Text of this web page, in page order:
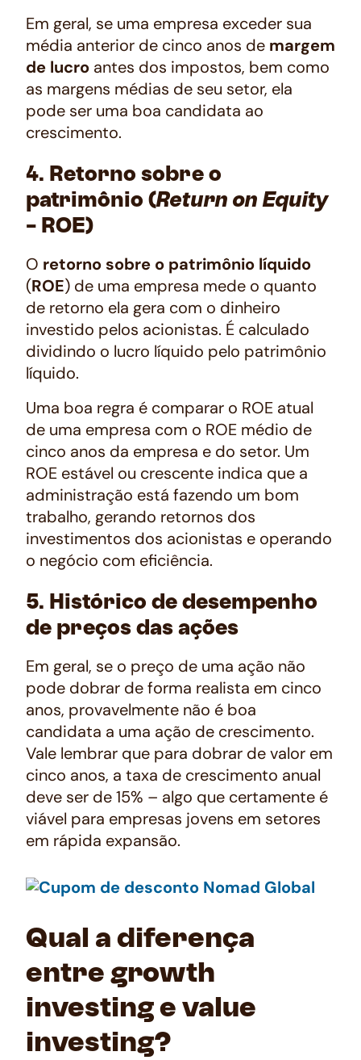
Em geral, se uma empresa exceder sua
média anterior de cinco anos de margem
de lucro antes dos impostos, bem como
as margens médias de seu setor, ela
pode ser uma boa candidata ao
crescimento.
4. Retorno sobre o
patrimônio (Return on Equity
- ROE)
O retorno sobre o patrimônio líquido
(ROE) de uma empresa mede o quanto
de retorno ela gera com o dinheiro
investido pelos acionistas. É calculado
dividindo o lucro líquido pelo patrimônio
líquido.
Uma boa regra é comparar o ROE atual
de uma empresa com o ROE médio de
cinco anos da empresa e do setor. Um
ROE estável ou crescente indica que a
administração está fazendo um bom
trabalho, gerando retornos dos
investimentos dos acionistas e operando
o negócio com eficiência.
5. Histórico de desempenho
de preços das ações
Em geral, se o preço de uma ação não
pode dobrar de forma realista em cinco
anos, provavelmente não é boa
candidata a uma ação de crescimento.
Vale lembrar que para dobrar de valor em
cinco anos, a taxa de crescimento anual
deve ser de 15% – algo que certamente é
viável para empresas jovens em setores
em rápida expansão.
Qual a diferença
entre growth
investing e value
investing?